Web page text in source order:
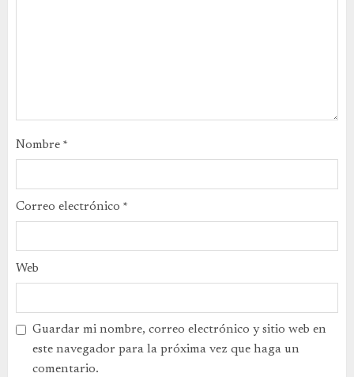
Nombre *
Correo electrónico *
Web
Guardar mi nombre, correo electrónico y sitio web en
este navegador para la próxima vez que haga un
comentario.